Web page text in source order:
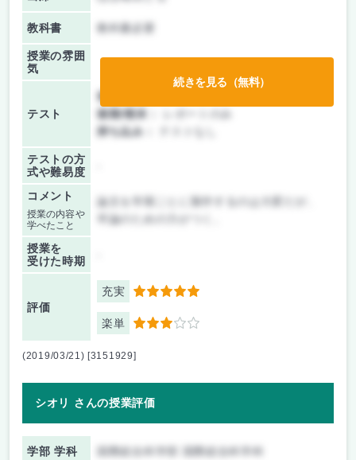
教科書 教科書必要
授業の雰囲
気
テスト
前期/中間：
後期/期末：
持ち込み：
テストの方
式や難易度
コメント
授業の内容や
学べたこと
論文を学期ごとに製作するのは大変だが、
卒論のための力がつく。
授業を
受けた時期
評価
充実 5
楽単 3
続きを見る（無料）
(2019/03/21) [3151929]
シオリ さんの授業評価
学部 学科 国際総合科学部 国際総合科学科